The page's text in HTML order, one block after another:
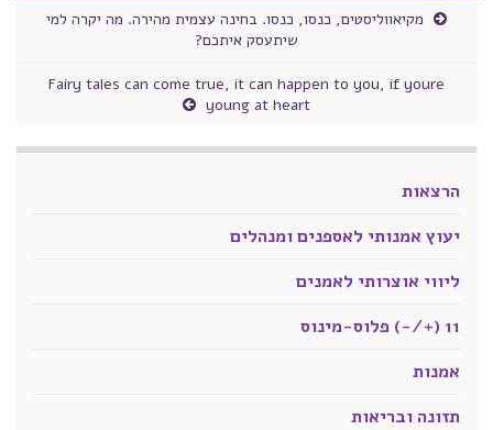
מקיאווליסטים, כנסו, כנסו. בחינה עצמית מהירה. מה יקרה למי
שיתעסק איתכם?
Fairy tales can come true, it can happen to you, if youre
young at heart
הרצאות
יעוץ אמנותי לאספנים ומנהלים
ליווי אוצרותי לאמנים
11 (+/-) פלוס-מינוס
אמנות
תזונה ובריאות